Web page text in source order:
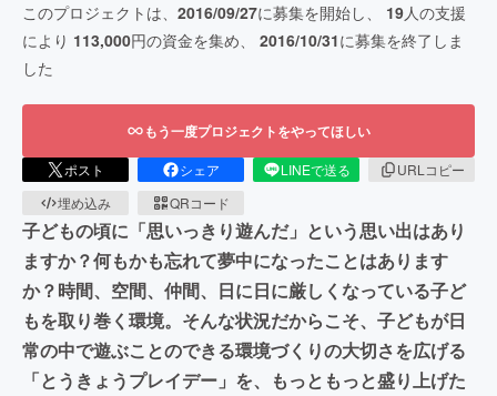
このプロジェクトは、 2016/09/27に募集を開始し、 19人の支援
により 113,000円の資金を集め、 2016/10/31に募集を終了しま
した
もう一度プロジェクトをやってほしい
ポスト シェア LINEで送る
URLコピー
埋め込み
QRコード
子どもの頃に「思いっきり遊んだ」という思い出はあり
ますか？何もかも忘れて夢中になったことはあります
か？時間、空間、仲間、日に日に厳しくなっている子ど
もを取り巻く環境。そんな状況だからこそ、子どもが日
常の中で遊ぶことのできる環境づくりの大切さを広げる
「とうきょうプレイデー」を、もっともっと盛り上げた